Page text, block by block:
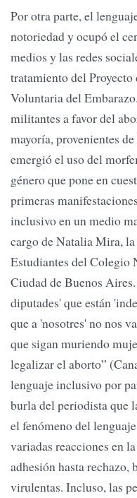
Por otra parte, el
notoriedad y ocupó el
medios y las redes
tratamiento del
Voluntaria del
militantes a favor del
mayoría, provenientes
emergió el uso del
género que pone en
primeras
inclusivo en un medio
cargo de Natalia Mira,
Estudiantes del Colegio
Ciudad de Buenos
diputades' que están
que a 'nosotres' no nos
que sigan muriendo
legalizar el aborto”
lenguaje inclusivo por
burla del periodista que
el fenómeno del
variadas reacciones en
adhesión hasta rechazo,
virulentas. Incluso, las